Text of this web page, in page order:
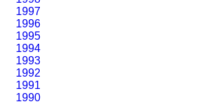
1997
1996
1995
1994
1993
1992
1991
1990